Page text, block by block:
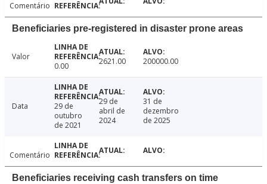
Comentário
Beneficiaries pre-registered in disaster prone areas
Valor
0.00
2621.00 200000.00
Data
29 de
outubro
de 2021
29 de
abril de
2024
31 de
dezembro
de 2025
Comentário
Beneficiaries receiving cash transfers on time